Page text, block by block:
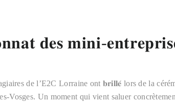
𝐝𝐞𝐬 𝐦𝐢𝐧𝐢-
de l’E2C Lorraine ont 𝐛𝐫𝐢𝐥𝐥𝐞́ lors de la
Vosges. Un moment qui vient saluer